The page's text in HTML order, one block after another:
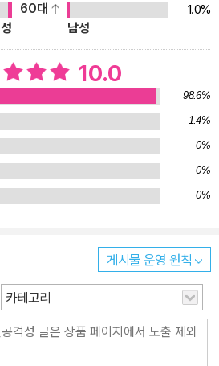
지만 아이들은 보이지 않는 철벽을 두른
사를 건네지도 않는다. 심지어 자신이 뒤
받고 있다는 걸 안 지민이는 인터넷에 글
려 주라. 급식실 못 간 지 이틀째.’ 지민
라인 피난처가 있다. 블로그처럼 자기만
램처럼 친분을 기반으로 한 SNS도 아닌,
람들이 읽고 댓글을 달아 주기를 기대
. 설명이 길어지면 사람들이 안 읽으니
핵심을 담아서. 언뜻 다른 사람 의견에 쉽
가 한 발씩 딛고 서 있는 학교와 온라인
다. 혼자 급식을 먹어야 하는 상황에 잔
털어놓지만 그건 누구나 볼 수 있는 공
은 지민이가 원하는 반응만을 내놓지 않
들은 때로 서슴없는 판단이나 비웃음 섞
60대
1.0%
남성
10.0
98.6%
1.4%
0%
0%
0%
게시물 운영 원칙
카테고리